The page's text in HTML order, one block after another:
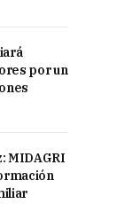
por un
MIDAGRI